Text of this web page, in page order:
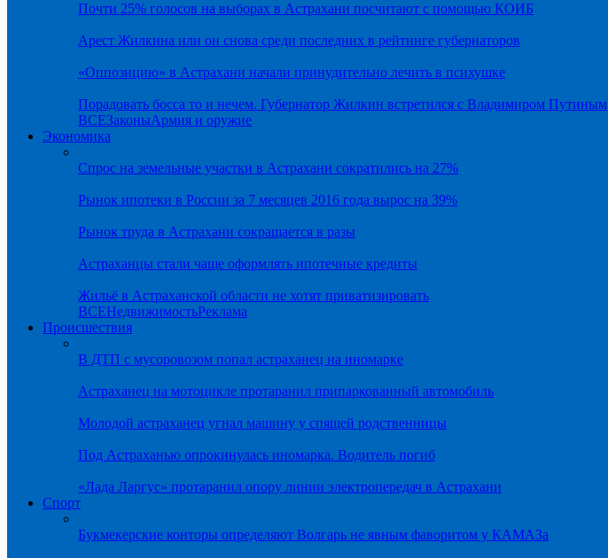
Почти 25% голосов на выборах в Астрахани посчитают с помощью КОИБ
Арест Жилкина или он снова среди последних в рейтинге губернаторов
«Оппозицию» в Астрахани начали принудительно лечить в психушке
Порадовать босса то и нечем. Губернатор Жилкин встретился с Владимиром Путиным
ВСЕЗаконыАрмия и оружие
Экономика
Спрос на земельные участки в Астрахани сократились на 27%
Рынок ипотеки в России за 7 месяцев 2016 года вырос на 39%
Рынок труда в Астрахани сокращается в разы
Астраханцы стали чаще оформлять ипотечные кредиты
Жильё в Астраханской области не хотят приватизировать
ВСЕНедвижимостьРеклама
Происшествия
В ДТП с мусоровозом попал астраханец на иномарке
Астраханец на мотоцикле протаранил припаркованный автомобиль
Молодой астраханец угнал машину у спящей родственницы
Под Астраханью опрокинулась иномарка. Водитель погиб
«Лада Ларгус» протаранил опору линии электропередач в Астрахани
Спорт
Букмекерские конторы определяют Волгарь не явным фаворитом у КАМАЗа